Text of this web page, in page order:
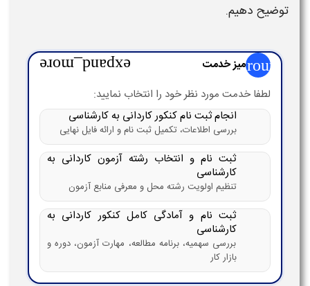
توضیح دهیم.
groupمیز خدمت expand_more
لطفا خدمت مورد نظر خود را انتخاب نمایید:
انجام ثبت نام کنکور کاردانی به کارشناسی
بررسی اطلاعات، تکمیل ثبت نام و ارائه فایل نهایی
ثبت نام و انتخاب رشته آزمون کاردانی به
کارشناسی
تنظیم اولویت رشته محل و معرفی منابع آزمون
ثبت نام و آمادگی کامل کنکور کاردانی به
کارشناسی
بررسی سهمیه، برنامه مطالعه، مهارت آزمون، دوره و
بازار کار